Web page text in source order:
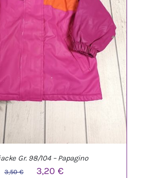
Gr. 98/104 – Papagino
3,50€
Ursprünglicher
3,20€